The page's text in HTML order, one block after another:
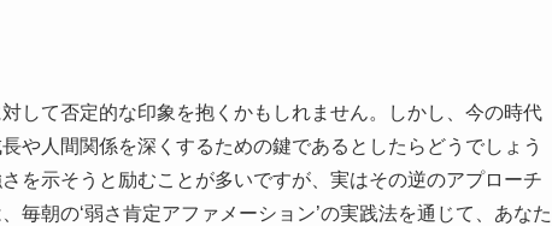
して否定的な印象を抱くかもしれません。しかし、今の時代
や人間関係を深くするための鍵であるとしたらどうでしょう
を示そうと励むことが多いですが、実はその逆のアプローチ
毎朝の‘弱さ肯定アファメーション’の実践法を通じて、あなた